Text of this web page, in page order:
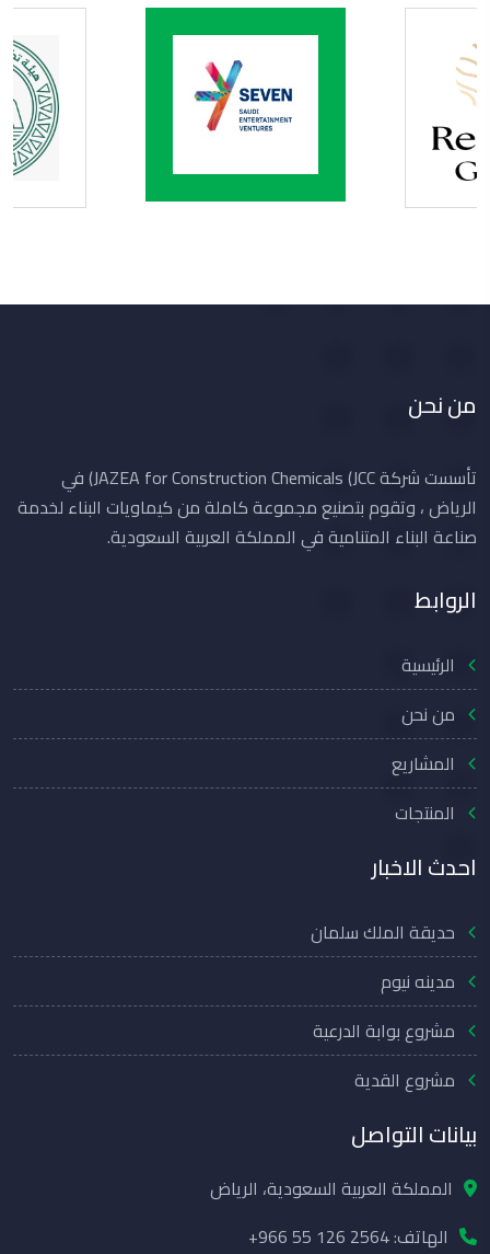
من نحن
تأسست شركة JAZEA for Construction Chemicals (JCC) في
الرياض ، وتقوم بتصنيع مجموعة كاملة من كيماويات البناء لخدمة
صناعة البناء المتنامية في المملكة العربية السعودية.
الروابط
الرئيسية
من نحن
المشاريع
المنتجات
احدث الاخبار
حديقة الملك سلمان
مدينه نيوم
مشروع بوابة الدرعية
مشروع القدية
بيانات التواصل
المملكة العربية السعودية، الرياض
الهاتف:+966 55 126 2564